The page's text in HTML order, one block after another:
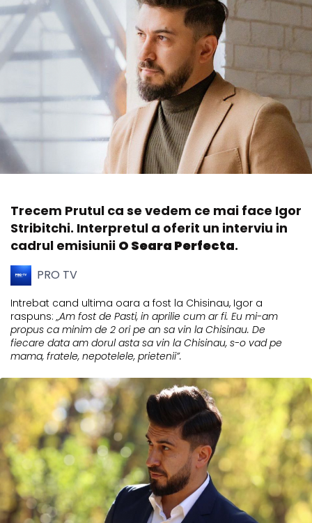
Trecem Prutul ca se vedem ce mai face Igor
Stribitchi. Interpretul a oferit un interviu in
cadrul emisiunii O Seara Perfecta.
PRO TV
Intrebat cand ultima oara a fost la Chisinau, Igor a
raspuns: „Am fost de Pasti, in aprilie cum ar fi. Eu mi-am
propus ca minim de 2 ori pe an sa vin la Chisinau. De
fiecare data am dorul asta sa vin la Chisinau, s-o vad pe
mama, fratele, nepotelele, prietenii”.